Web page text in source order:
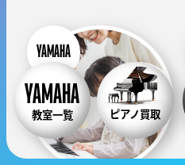
教室一覧 ピアノ買取